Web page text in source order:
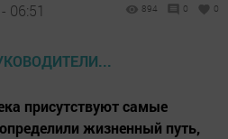
06:51 894 0 0
присутствуют самые
жизненный путь,